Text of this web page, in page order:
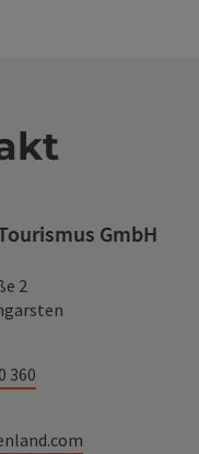
GmbH
2
360